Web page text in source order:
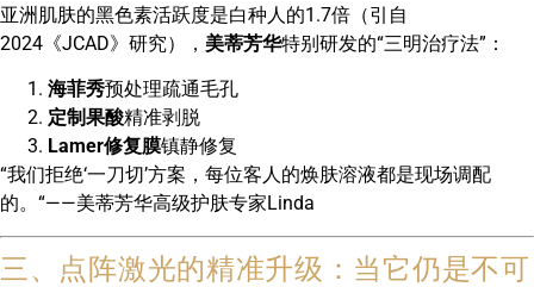
亚洲肌肤的黑色素活跃度是白种人的1.7倍（引自
2024《JCAD》研究）， 美蒂芳华特别研发的“三明治疗法”：
海菲秀预处理疏通毛孔
定制果酸精准剥脱
Lamer修复膜镇静修复
“我们拒绝‘一刀切’方案，每位客人的焕肤溶液都是现场调配
的。“——美蒂芳华高级护肤专家Linda
三、点阵激光的精准升级：当它仍是不可